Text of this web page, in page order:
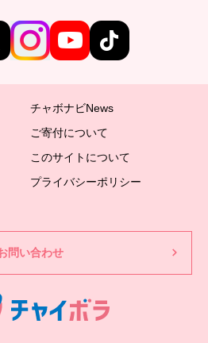
チャボナビNews
ご寄付について
このサイトについて
プライバシーポリシー
問い合わせ